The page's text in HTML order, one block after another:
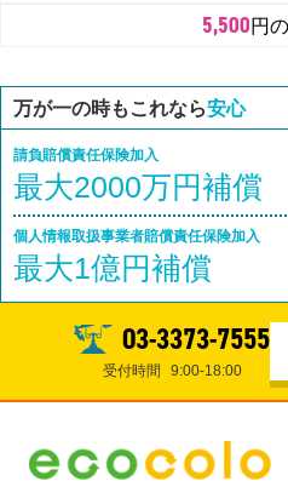
5,500円
万が一の時もこれなら安心
請負賠償責任保険加入
最大2000万円補償
個人情報取扱事業者賠償責任保険加入
最大1億円補償
03-3373-7555
受付時間 9:00-18:00